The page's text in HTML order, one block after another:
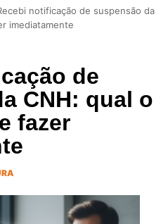
notificação de suspensão da
imediatamente
de
CNH: qual o
fazer